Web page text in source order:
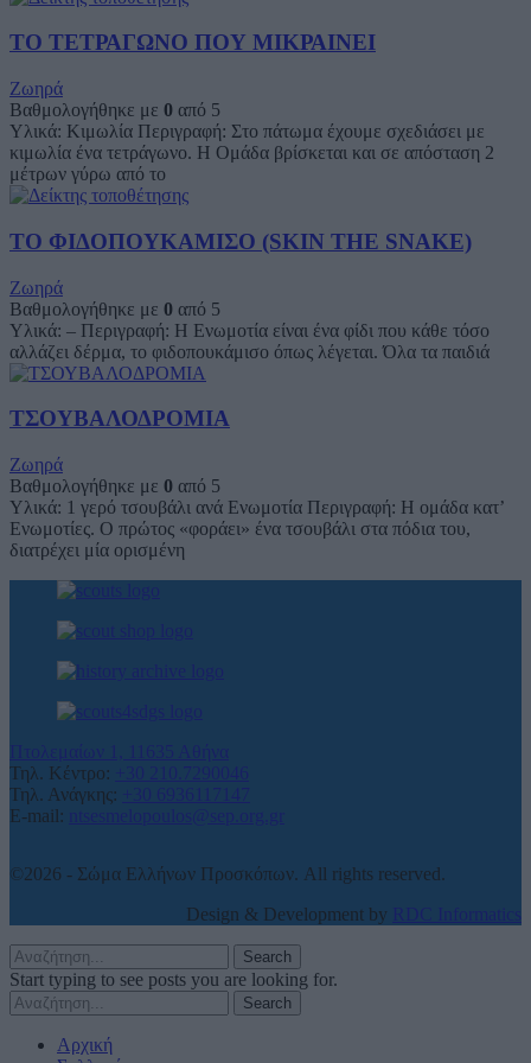
ΤΟ ΤΕΤΡΑΓΩΝΟ ΠΟΥ ΜΙΚΡΑΙΝΕΙ
Ζωηρά
Βαθμολογήθηκε με 0 από 5
Υλικά: Κιμωλία Περιγραφή: Στο πάτωμα έχουμε σχεδιάσει με
κιμωλία ένα τετράγωνο. Η Ομάδα βρίσκεται και σε απόσταση 2
μέτρων γύρω από το
ΤΟ ΦΙΔΟΠΟΥΚΑΜΙΣΟ (SKIN THE SNAKE)
Ζωηρά
Βαθμολογήθηκε με 0 από 5
Υλικά: – Περιγραφή: Η Ενωμοτία είναι ένα φίδι που κάθε τόσο
αλλάζει δέρμα, το φιδοπουκάμισο όπως λέγεται. Όλα τα παιδιά
ΤΣΟΥΒΑΛΟΔΡΟΜΙΑ
Ζωηρά
Βαθμολογήθηκε με 0 από 5
Υλικά: 1 γερό τσουβάλι ανά Ενωμοτία Περιγραφή: Η ομάδα κατ’
Ενωμοτίες. Ο πρώτος «φοράει» ένα τσουβάλι στα πόδια του,
διατρέχει μία ορισμένη
Πτολεμαίων 1, 11635 Αθήνα
Τηλ. Κέντρο:
+30 210.7290046
Τηλ. Ανάγκης:
+30 6936117147
E-mail:
ntsesmelopoulos@sep.org.gr
©2026 - Σώμα Ελλήνων Προσκόπων. All rights reserved.
Design & Development by RDC Informatics
Search
Start typing to see posts you are looking for.
Search
Αρχική